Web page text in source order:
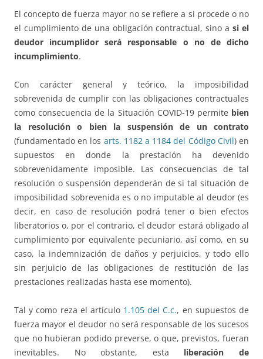
El concepto de fuerza mayor no se refiere a si procede o no
el cumplimiento de una obligación contractual, sino asi el
deudor incumplidor será responsable o no de dicho
incumplimiento.
Con carácter general y teórico, la imposibilidad
sobrevenida de cumplir con las obligaciones contractuales
como consecuencia de la Situación COVID-19 permite bien
la resolución o bien la suspensión de un contrato
(fundamentado en los arts. 1182 a 1184 del Código Civil) en
supuestos en donde la prestación ha devenido
sobrevenidamente imposible. Las consecuencias de tal
resolución o suspensión dependerán de si tal situación de
imposibilidad sobrevenida es o no imputable al deudor (es
decir, en caso de resolución podrá tener o bien efectos
liberatorios o, por el contrario, el deudor estará obligado al
cumplimiento por equivalente pecuniario, así como, en su
caso, la indemnización de daños y perjuicios, y todo ello
sin perjuicio de las obligaciones de restitución de las
prestaciones realizadas hasta ese momento).
Tal y como reza el artículo 1.105 del C.c., en supuestos de
fuerza mayor el deudor no será responsable de los sucesos
que no hubieran podido preverse, o que, previstos, fueran
inevitables. No obstante, esta liberación de